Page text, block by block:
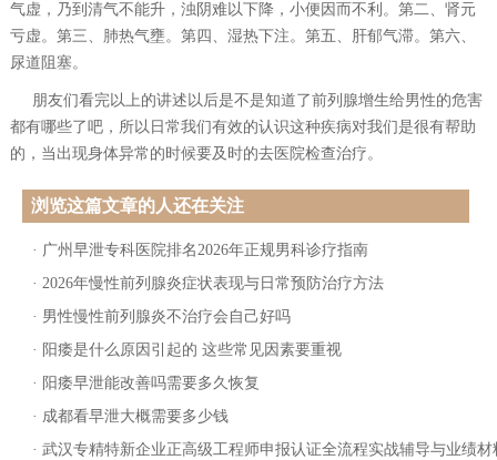
气虚，乃到清气不能升，浊阴难以下降，小便因而不利。第二、肾元
亏虚。第三、肺热气壅。第四、湿热下注。第五、肝郁气滞。第六、
尿道阻塞。
朋友们看完以上的讲述以后是不是知道了前列腺增生给男性的危害
都有哪些了吧，所以日常我们有效的认识这种疾病对我们是很有帮助
的，当出现身体异常的时候要及时的去医院检查治疗。
浏览这篇文章的人还在关注
· 广州早泄专科医院排名2026年正规男科诊疗指南
· 2026年慢性前列腺炎症状表现与日常预防治疗方法
· 男性慢性前列腺炎不治疗会自己好吗
· 阳痿是什么原因引起的 这些常见因素要重视
· 阳痿早泄能改善吗需要多久恢复
· 成都看早泄大概需要多少钱
· 武汉专精特新企业正高级工程师申报认证全流程实战辅导与业绩材